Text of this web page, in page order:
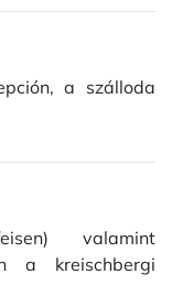
a szálloda
valamint
a kreischbergi